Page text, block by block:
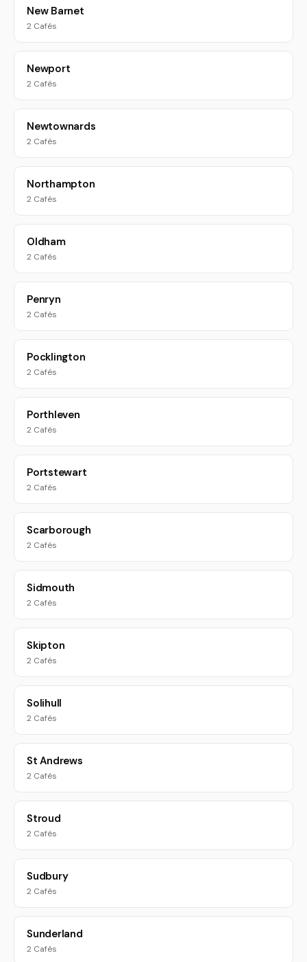
New Barnet
2 Cafés
Newport
2 Cafés
Newtownards
2 Cafés
Northampton
2 Cafés
Oldham
2 Cafés
Penryn
2 Cafés
Pocklington
2 Cafés
Porthleven
2 Cafés
Portstewart
2 Cafés
Scarborough
2 Cafés
Sidmouth
2 Cafés
Skipton
2 Cafés
Solihull
2 Cafés
St Andrews
2 Cafés
Stroud
2 Cafés
Sudbury
2 Cafés
Sunderland
2 Cafés